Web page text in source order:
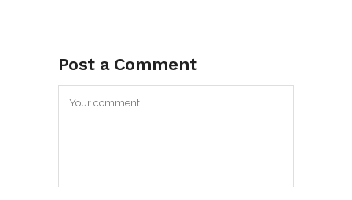
Post a Comment